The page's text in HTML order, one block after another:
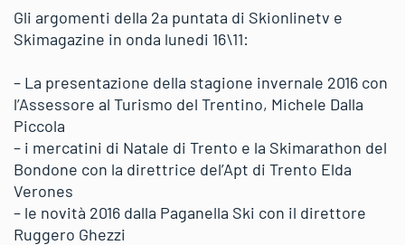
Gli argomenti della 2a puntata di Skionlinetv e
Skimagazine in onda lunedi 16\11:
– La presentazione della stagione invernale 2016 con
l’Assessore al Turismo del Trentino, Michele Dalla
Piccola
– i mercatini di Natale di Trento e la Skimarathon del
Bondone con la direttrice del’Apt di Trento Elda
Verones
– le novità 2016 dalla Paganella Ski con il direttore
Ruggero Ghezzi